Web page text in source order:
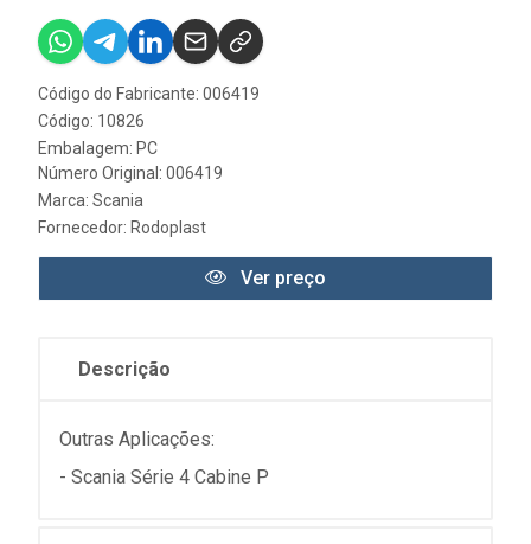
Código do Fabricante: 006419
Código: 10826
Embalagem: PC
Número Original: 006419
Marca: Scania
Fornecedor: Rodoplast
Ver preço
Descrição
Outras Aplicações:
- Scania Série 4 Cabine P